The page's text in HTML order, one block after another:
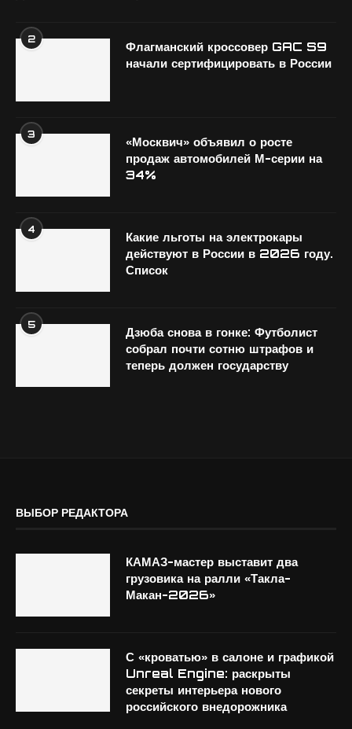
2
Флагманский кроссовер GAC S9
начали сертифицировать в России
3
«Москвич» объявил о росте
продаж автомобилей М-серии на
34%
4
Какие льготы на электрокары
действуют в России в 2026 году.
Список
5
Дзюба снова в гонке: Футболист
собрал почти сотню штрафов и
теперь должен государству
ВЫБОР РЕДАКТОРА
КАМАЗ-мастер выставит два
грузовика на ралли «Такла-
Макан-2026»
С «кроватью» в салоне и графикой
Unreal Engine: раскрыты
секреты интерьера нового
российского внедорожника